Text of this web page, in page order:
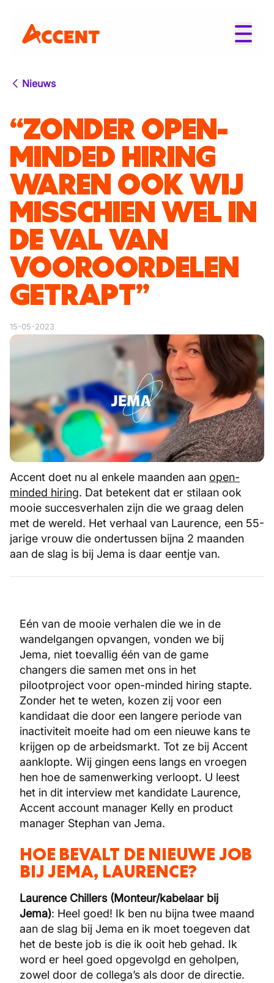
Nieuws
“ZONDER OPEN-
MINDED HIRING
WAREN OOK WIJ
MISSCHIEN WEL IN
DE VAL VAN
VOOROORDELEN
GETRAPT”
15-05-2023
Accent doet nu al enkele maanden aan open-
minded hiring. Dat betekent dat er stilaan ook
mooie succesverhalen zijn die we graag delen
met de wereld. Het verhaal van Laurence, een 55-
jarige vrouw die ondertussen bijna 2 maanden
aan de slag is bij Jema is daar eentje van.
Eén van de mooie verhalen die we in de
wandelgangen opvangen, vonden we bij
Jema, niet toevallig één van de game
changers die samen met ons in het
pilootproject voor open-minded hiring stapte.
Zonder het te weten, kozen zij voor een
kandidaat die door een langere periode van
inactiviteit moeite had om een nieuwe kans te
krijgen op de arbeidsmarkt. Tot ze bij Accent
aanklopte. Wij gingen eens langs en vroegen
hen hoe de samenwerking verloopt. U leest
het in dit interview met kandidate Laurence,
Accent account manager Kelly en product
manager Stephan van Jema.
HOE BEVALT DE NIEUWE JOB
BIJ JEMA, LAURENCE?
Laurence Chillers (Monteur/kabelaar bij
Jema): Heel goed! Ik ben nu bijna twee maand
aan de slag bij Jema en ik moet toegeven dat
het de beste job is die ik ooit heb gehad. Ik
word er heel goed opgevolgd en geholpen,
zowel door de collega’s als door de directie.